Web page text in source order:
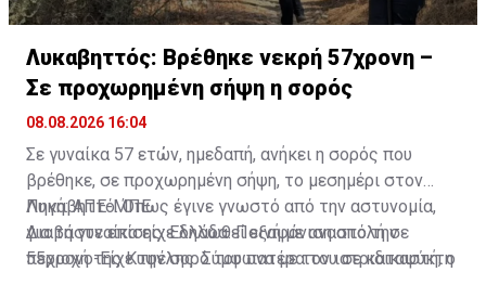
Λυκαβηττός: Βρέθηκε νεκρή 57χρονη –
Σε προχωρημένη σήψη η σορός
08.08.2026 16:04
Σε γυναίκα 57 ετών, ημεδαπή, ανήκει η σορός που
βρέθηκε, σε προχωρημένη σήψη, το μεσημέρι στον
Λυκαβηττό. Όπως έγινε γνωστό από την αστυνομία,
για τη γυναίκα είχε δηλωθεί εξαφάνιση από την
περιοχή της Κυψέλης. Σύμφωνα με τον ιατριδικαστή, ο
Πηγή: ΑΠΕ-ΜΠΕ
Διαβάστε επίσης:Ελλάδα: Ποινή με αναστολή σε
55χρονο-Είχε την σορό του πατέρα του σε καταψύκτη